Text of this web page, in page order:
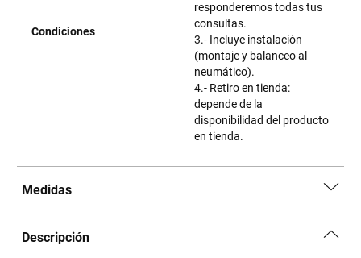
Condiciones
responderemos todas tus
consultas.
3.- Incluye instalación
(montaje y balanceo al
neumático).
4.- Retiro en tienda:
depende de la
disponibilidad del producto
en tienda.
Medidas
Descripción